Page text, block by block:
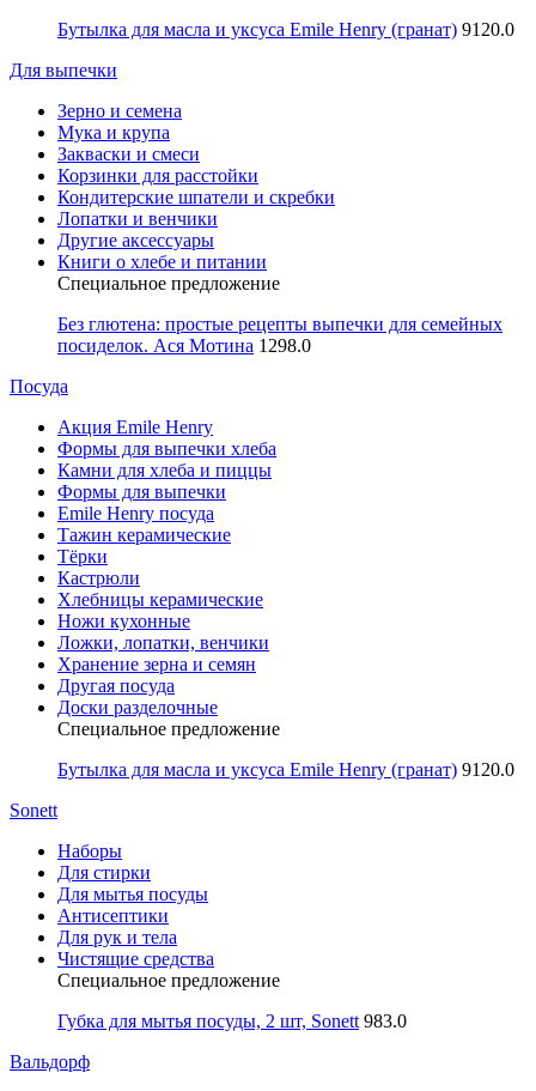
Бутылка для масла и уксуса Emile Henry (гранат) 9120.0
Для выпечки
Зерно и семена
Мука и крупа
Закваски и смеси
Корзинки для расстойки
Кондитерские шпатели и скребки
Лопатки и венчики
Другие аксессуары
Книги о хлебе и питании
Специальное предложение
Без глютена: простые рецепты выпечки для семейных
посиделок. Ася Мотина 1298.0
Посуда
Акция Emile Henry
Формы для выпечки хлеба
Камни для хлеба и пиццы
Формы для выпечки
Emile Henry посуда
Тажин керамические
Тёрки
Кастрюли
Хлебницы керамические
Ножи кухонные
Ложки, лопатки, венчики
Хранение зерна и семян
Другая посуда
Доски разделочные
Специальное предложение
Бутылка для масла и уксуса Emile Henry (гранат) 9120.0
Sonett
Наборы
Для стирки
Для мытья посуды
Антисептики
Для рук и тела
Чистящие средства
Специальное предложение
Губка для мытья посуды, 2 шт, Sonett 983.0
Вальдорф